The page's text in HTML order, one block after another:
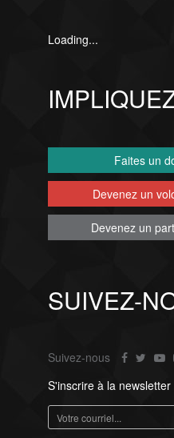
Loading...
Faites un
Devenez un
Devenez un
SUIVEZ-
Suivez-nous
S'inscrire à la newsletter